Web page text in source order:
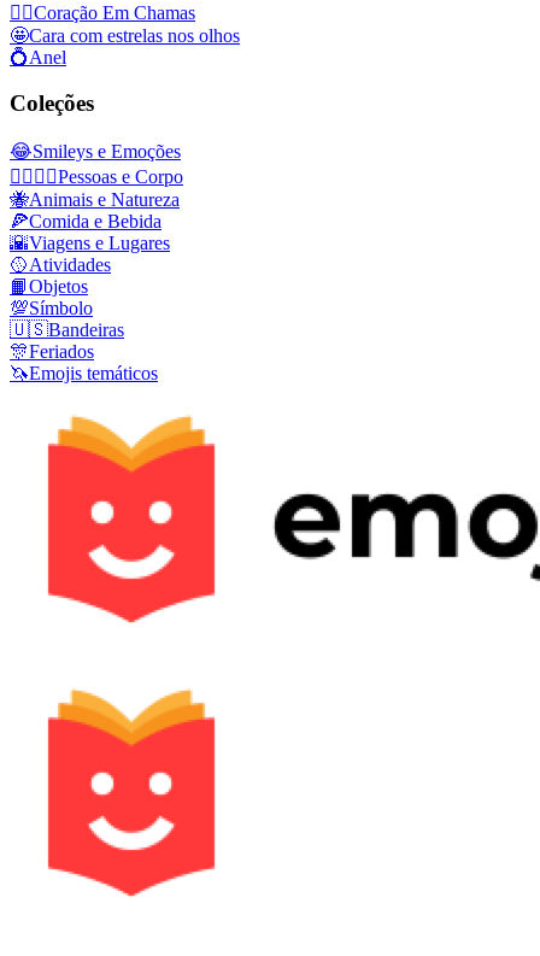
❤️‍🔥Coração Em Chamas
🤩Cara com estrelas nos olhos
💍Anel
Coleções
😂Smileys e Emoções
👩‍❤️‍💋‍👨Pessoas e Corpo
🐝Animais e Natureza
🍕Comida e Bebida
🌇Viagens e Lugares
🥎Atividades
📙Objetos
💯Símbolo
🇺🇸Bandeiras
🎊Feriados
🦄Emojis temáticos